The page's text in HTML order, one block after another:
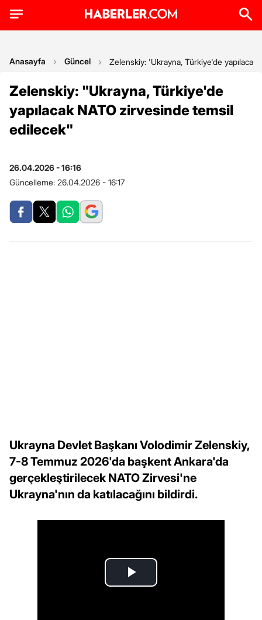
Anasayfa Güncel Zelenskiy: 'Ukrayna, Türkiye'de
Zelenskiy: "Ukrayna, Türkiye'de
yapılacak NATO zirvesinde temsil
edilecek"
26.04.2026 - 16:16
Güncelleme: 26.04.2026 - 16:17
Ukrayna Devlet Başkanı Volodimir Zelenskiy,
7-8 Temmuz 2026'da başkent Ankara'da
gerçekleştirilecek NATO Zirvesi'ne
Ukrayna'nın da katılacağını bildirdi.